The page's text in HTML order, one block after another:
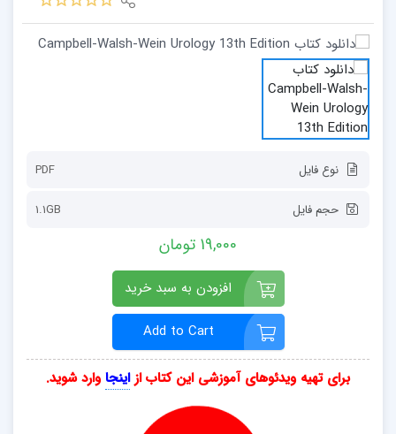
نوع فایل PDF
حجم فایل 1.1GB
19,000 تومان
افزودن به سبد خرید
Add to Cart
برای تهیه ویدئوهای آموزشی این کتاب ازاینجا وارد شوید.